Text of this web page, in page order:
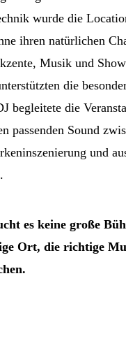
wurde die
ihren natürlichen
Musik und
die
begleitete die
passenden Sound
und
es keine große
Ort, die richtige